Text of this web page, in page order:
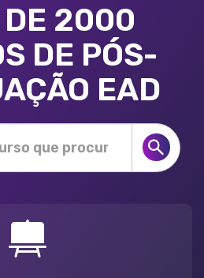
DE 2000
DE PÓS-
EAD